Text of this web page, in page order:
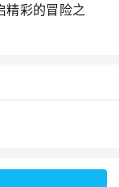
精彩的冒险之